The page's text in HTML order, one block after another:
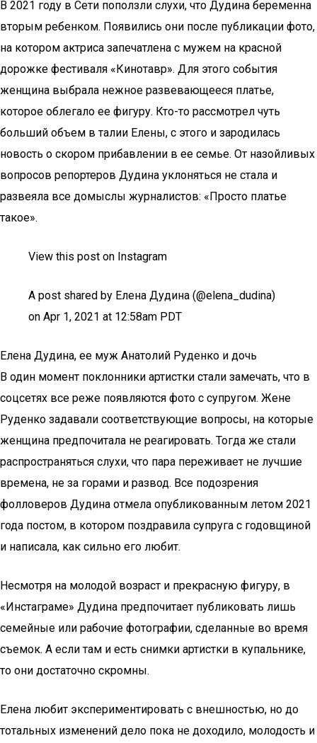
В 2021 году в Сети поползли слухи, что Дудина беременна
вторым ребенком. Появились они после публикации фото,
на котором актриса запечатлена с мужем на красной
дорожке фестиваля «Кинотавр». Для этого события
женщина выбрала нежное развевающееся платье,
которое облегало ее фигуру. Кто-то рассмотрел чуть
больший объем в талии Елены, с этого и зародилась
новость о скором прибавлении в ее семье. От назойливых
вопросов репортеров Дудина уклоняться не стала и
развеяла все домыслы журналистов: «Просто платье
такое».
View this post on Instagram
A post shared by Елена Дудина (@elena_dudina)
on Apr 1, 2021 at 12:58am PDT
Елена Дудина, ее муж Анатолий Руденко и дочь
В один момент поклонники артистки стали замечать, что в
соцсетях все реже появляются фото с супругом. Жене
Руденко задавали соответствующие вопросы, на которые
женщина предпочитала не реагировать. Тогда же стали
распространяться слухи, что пара переживает не лучшие
времена, не за горами и развод. Все подозрения
фолловеров Дудина отмела опубликованным летом 2021
года постом, в котором поздравила супруга с годовщиной
и написала, как сильно его любит.
Несмотря на молодой возраст и прекрасную фигуру, в
«Инстаграме» Дудина предпочитает публиковать лишь
семейные или рабочие фотографии, сделанные во время
съемок. А если там и есть снимки артистки в купальнике,
то они достаточно скромны.
Елена любит экспериментировать с внешностью, но до
тотальных изменений дело пока не доходило, молодость и